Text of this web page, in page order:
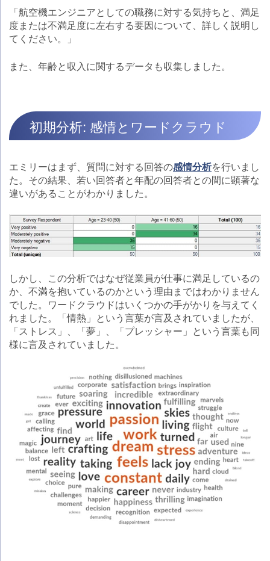
「航空機エンジニアとしての職務に対する気持ちと、満足
度または不満足度に左右する要因について、詳しく説明し
てください。」
また、年齢と収入に関するデータも収集しました。
初期分析: 感情とワードクラウド
エミリーはまず、質問に対する回答の感情分析を行いまし
た。その結果、若い回答者と年配の回答者との間に顕著な
違いがあることがわかりました。
しかし、この分析ではなぜ従業員が仕事に満足しているの
か、不満を抱いているのかという理由まではわかりません
でした。ワードクラウドはいくつかの手がかりを与えてく
れました。「情熱」という言葉が言及されていましたが、
「ストレス」、「夢」、「プレッシャー」という言葉も同
様に言及されていました。